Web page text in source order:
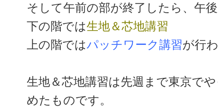
そして午前の部が終了したら、午
下の階では生地＆芯地講習
上の階ではパッチワーク講習が行
生地＆芯地講習は先週まで東京で
めたものです。